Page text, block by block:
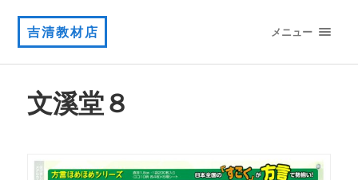
吉清教材店 メニュー
文溪堂８